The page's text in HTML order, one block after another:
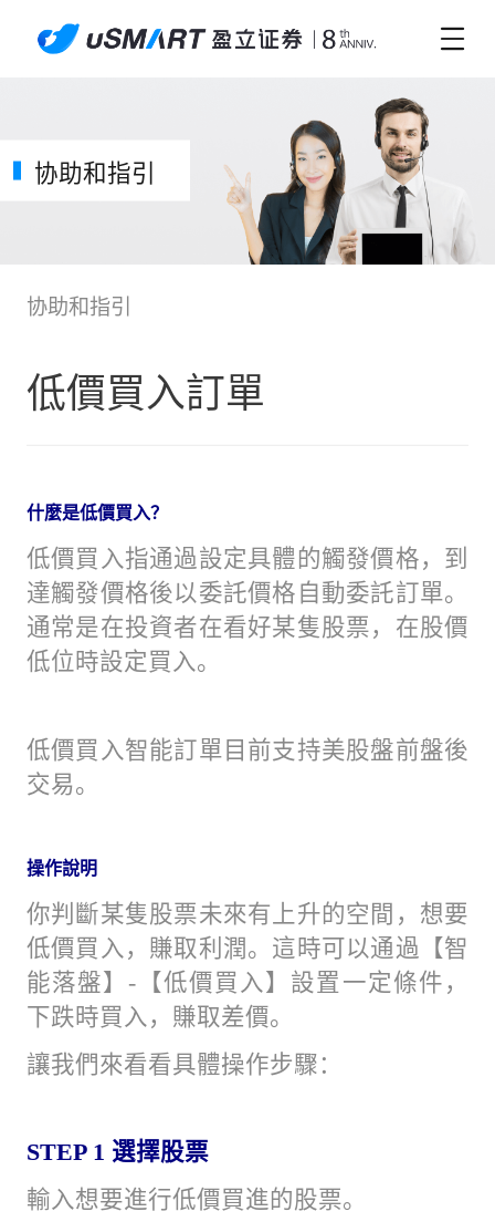
协助和指引
协助和指引
低價買入訂單
什麼是低價買入？
低價買入指通過設定具體的觸發價格，到
達觸發價格後以委託價格自動委託訂單。
通常是在投資者在看好某隻股票，在股價
低位時設定買入。
低價買入智能訂單目前支持美股盤前盤後
交易。
操作說明
你判斷某隻股票未來有上升的空間，想要
低價買入，賺取利潤。這時可以通過【智
能落盤】-【低價買入】設置一定條件，
下跌時買入，賺取差價。
讓我們來看看具體操作步驟：
STEP 1 選擇股票
輸入想要進行低價買進的股票。